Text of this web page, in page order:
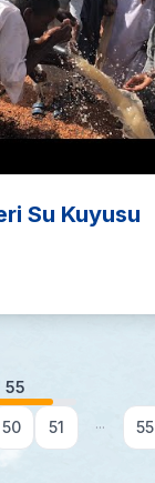
Su Kuyusu
55
50 51 ··· 55